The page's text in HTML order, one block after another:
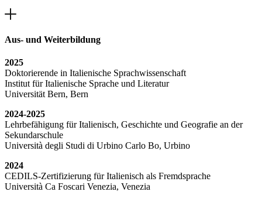
Aus- und Weiterbildung
2025
Doktorierende in Italienische Sprachwissenschaft
Institut für Italienische Sprache und Literatur
Universität Bern, Bern
2024-2025
Lehrbefähigung für Italienisch, Geschichte und Geografie an der
Sekundarschule
Università degli Studi di Urbino Carlo Bo, Urbino
2024
CEDILS-Zertifizierung für Italienisch als Fremdsprache
Università Ca Foscari Venezia, Venezia